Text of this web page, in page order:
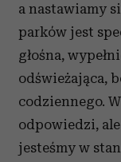
a nastawiamy
parków jest
głośna,
odświeżająca,
codziennego.
odpowiedzi,
jesteśmy w